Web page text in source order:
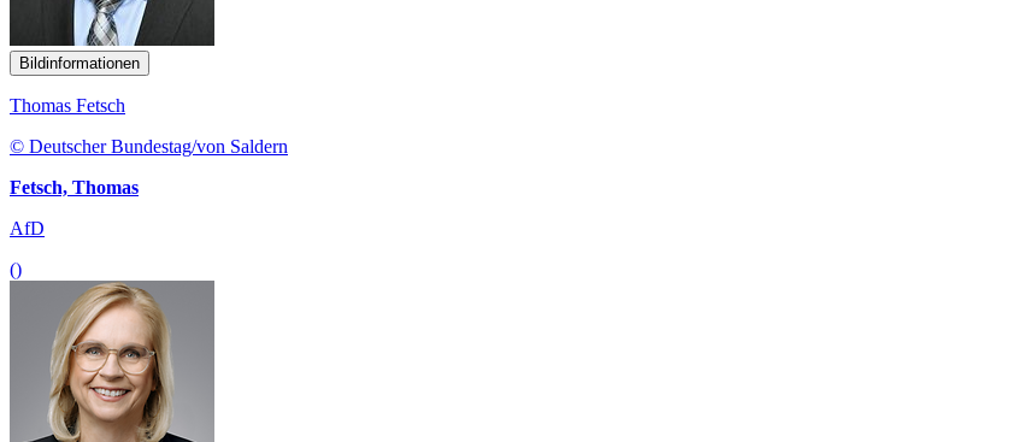
Bildinformationen
Thomas Fetsch
© Deutscher Bundestag/von Saldern
Fetsch, Thomas
AfD
()